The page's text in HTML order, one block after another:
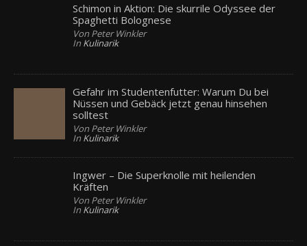
Schimon in Aktion: Die skurrile Odyssee der
Spaghetti Bolognese
Von Peter Winkler
In Kulinarik
Gefahr im Studentenfutter: Warum Du bei
Nüssen und Gebäck jetzt genau hinsehen
solltest
Von Peter Winkler
In Kulinarik
Ingwer – Die Superknolle mit heilenden
Kräften
Von Peter Winkler
In Kulinarik